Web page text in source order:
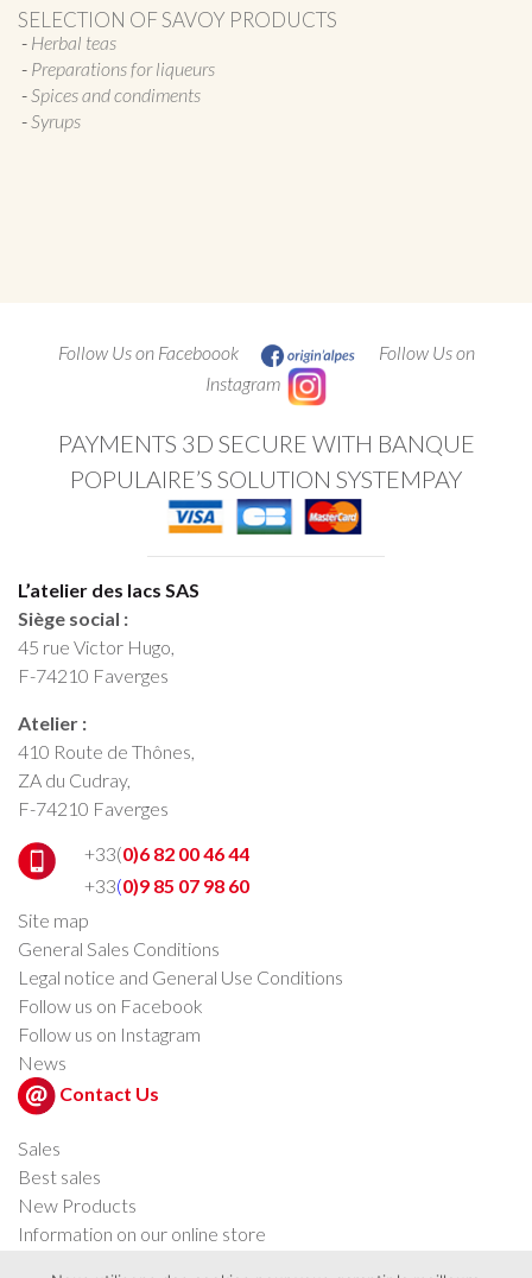
SELECTION OF SAVOY PRODUCTS
Herbal teas
Preparations for liqueurs
Spices and condiments
Syrups
Follow Us on Faceboook
Follow Us on
Instagram
PAYMENTS 3D SECURE WITH BANQUE
POPULAIRE’S SOLUTION SYSTEMPAY
L’atelier des lacs SAS
Siège social :
45 rue Victor Hugo,
F-74210 Faverges
Atelier :
410 Route de Thônes,
ZA du Cudray,
F-74210 Faverges
+33(0)6 82 00 46 44
+33(0)9 85 07 98 60
Site map
General Sales Conditions
Legal notice and General Use Conditions
Follow us on Facebook
Follow us on Instagram
News
Contact Us
Sales
Best sales
New Products
Information on our online store